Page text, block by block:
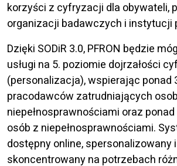
korzyści z cyfryzacji dla obywateli,
organizacji badawczych i instytucji
Dzięki SODiR 3.0, PFRON będzie
usługi na 5. poziomie dojrzałości
(personalizacja), wspierając ponad
pracodawców zatrudniających
niepełnosprawnościami oraz
osób z niepełnosprawnościami.
dostępny online, spersonalizowany i
skoncentrowany na potrzebach